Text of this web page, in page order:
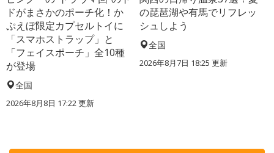
ドがまさかのポーチ化！か
ぷえぼ限定カプセルトイに
「スマホストラップ」と
「フェイスポーチ」全10種
が登場
全国
2026年8月8日 17:22更新
の琵琶湖や有馬でリフレッ
シュしよう
全国
2026年8月7日 18:25 更新